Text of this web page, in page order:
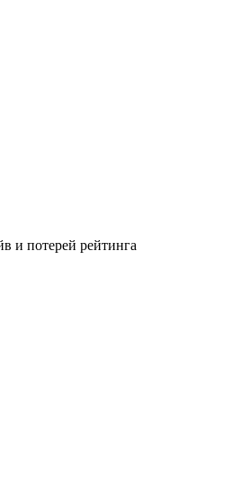
и потерей рейтинга